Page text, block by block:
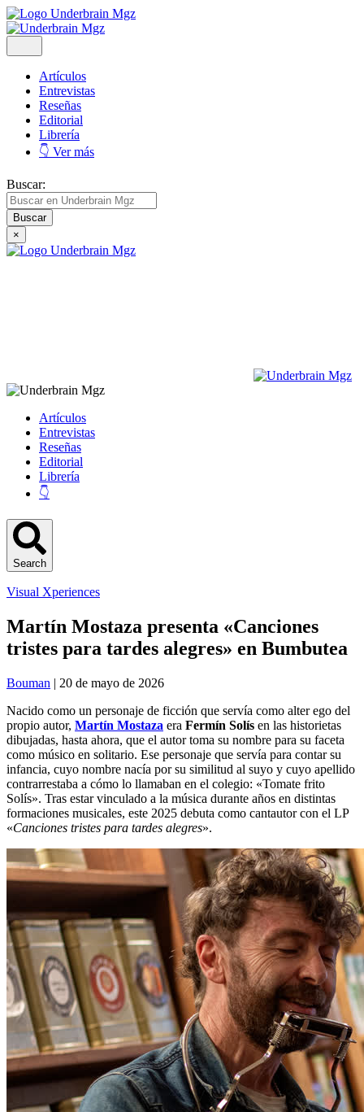
Artículos
Entrevistas
Reseñas
Editorial
Librería
👇 Ver más
Buscar:
×
Artículos
Entrevistas
Reseñas
Editorial
Librería
👇
Search
Visual Xperiences
Martín Mostaza presenta «Canciones
tristes para tardes alegres» en Bumbutea
Bouman | 20 de mayo de 2026
Nacido como un personaje de ficción que servía como alter ego del
propio autor, Martín Mostaza era Fermín Solís en las historietas
dibujadas, hasta ahora, que el autor toma su nombre para su faceta
como músico en solitario. Ese personaje que servía para contar su
infancia, cuyo nombre nacía por su similitud al suyo y cuyo apellido
contrarrestaba a cómo lo llamaban en el colegio: «Tomate frito
Solís». Tras estar vinculado a la música durante años en distintas
formaciones musicales, este 2025 debuta como cantautor con el LP
«Canciones tristes para tardes alegres».